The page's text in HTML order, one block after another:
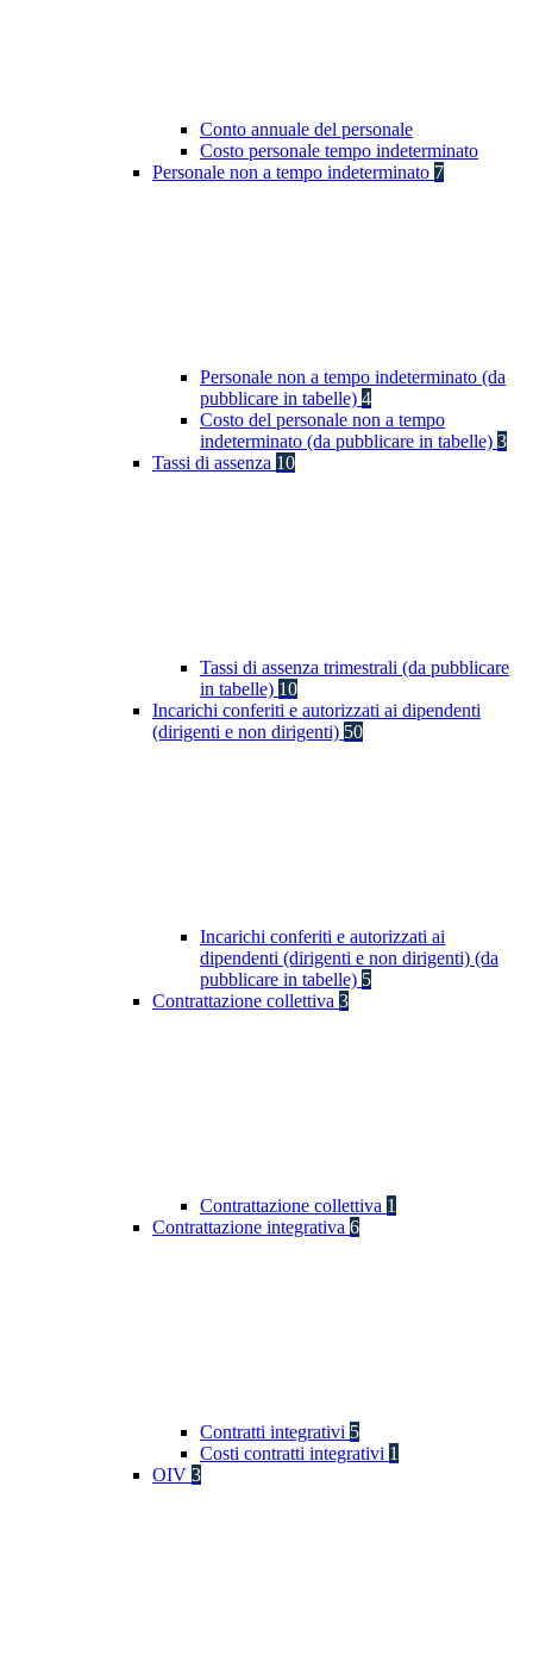
Conto annuale del personale
Costo personale tempo indeterminato
Personale non a tempo indeterminato 7
Personale non a tempo indeterminato (da
pubblicare in tabelle) 4
Costo del personale non a tempo
indeterminato (da pubblicare in tabelle) 3
Tassi di assenza 10
Tassi di assenza trimestrali (da pubblicare
in tabelle) 10
Incarichi conferiti e autorizzati ai dipendenti
(dirigenti e non dirigenti) 50
Incarichi conferiti e autorizzati ai
dipendenti (dirigenti e non dirigenti) (da
pubblicare in tabelle) 5
Contrattazione collettiva 3
Contrattazione collettiva 1
Contrattazione integrativa 6
Contratti integrativi 5
Costi contratti integrativi 1
OIV 3